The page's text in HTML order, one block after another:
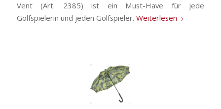
Vent (Art. 2385) ist ein Must-Have für jede
Golfspielerin und jeden Golfspieler. Weiterlesen